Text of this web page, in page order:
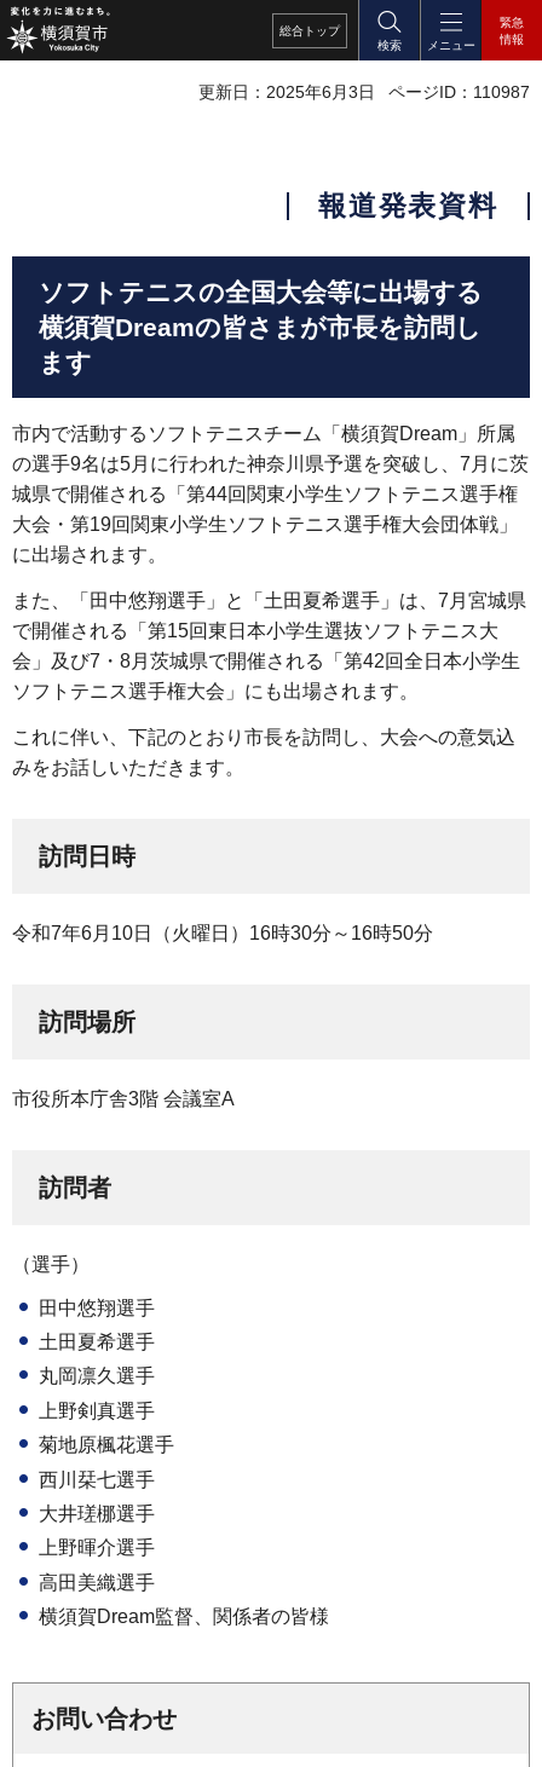
総合 トップ
検索
メニュー
緊急
情報
更新日：2025年6月3日 ページID：110987
報道発表資料
ソフトテニスの全国大会等に出場する
横須賀Dreamの皆さまが市長を訪問し
ます
市内で活動するソフトテニスチーム「横須賀Dream」所属
の選手9名は5月に行われた神奈川県予選を突破し、7月に茨
城県で開催される「第44回関東小学生ソフトテニス選手権
大会・第19回関東小学生ソフトテニス選手権大会団体戦」
に出場されます。
また、「田中悠翔選手」と「土田夏希選手」は、7月宮城県
で開催される「第15回東日本小学生選抜ソフトテニス大
会」及び7・8月茨城県で開催される「第42回全日本小学生
ソフトテニス選手権大会」にも出場されます。
これに伴い、下記のとおり市長を訪問し、大会への意気込
みをお話しいただきます。
訪問日時
令和7年6月10日（火曜日）16時30分～16時50分
訪問場所
市役所本庁舎3階 会議室A
訪問者
（選手）
田中悠翔選手
土田夏希選手
丸岡凛久選手
上野剣真選手
菊地原楓花選手
西川栞七選手
大井瑳梛選手
上野暉介選手
高田美織選手
横須賀Dream監督、関係者の皆様
お問い合わせ